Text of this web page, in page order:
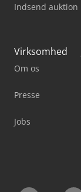
Indsend auktion
Virksomhed
Om os
Presse
Jobs